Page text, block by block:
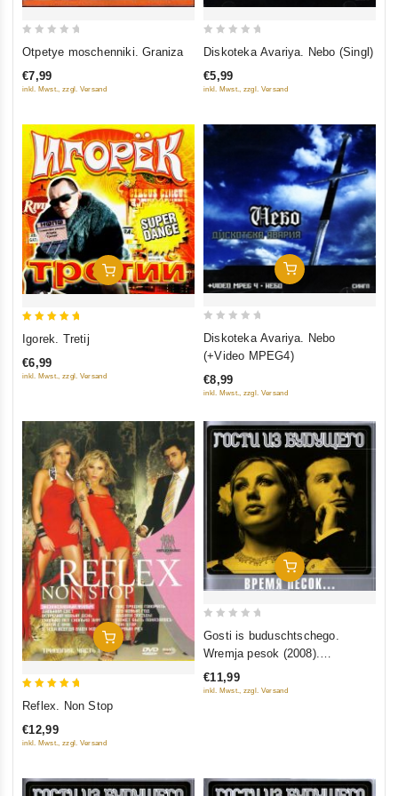
out
of
Otpetye moschenniki. Graniza
€7,99
inkl. Mwst., zzgl. Versand
of
Diskoteka Avariya. Nebo (Singl)
€5,99
inkl. Mwst., zzgl. Versand
In Den Warenkorb
out of 5
Igorek. Tretij
€6,99
inkl. Mwst., zzgl. Versand
In Den Warenkorb
5
Diskoteka Avariya. Nebo
(+Video MPEG4)
€8,99
inkl. Mwst., zzgl. Versand
In Den Warenkorb
Reflex. Non Stop
€12,99
inkl. Mwst., zzgl. Versand
In Den Warenkorb
5
Gosti is buduschtschego.
Wremja pesok (2008).
Collection Edition
€11,99
inkl. Mwst., zzgl. Versand